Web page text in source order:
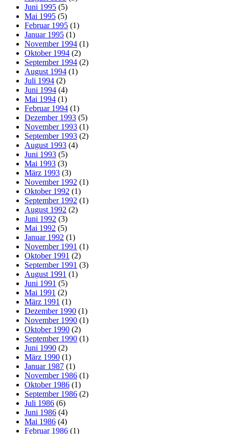
Juni 1995 (5)
Mai 1995 (5)
Februar 1995 (1)
Januar 1995 (1)
November 1994 (1)
Oktober 1994 (2)
September 1994 (2)
August 1994 (1)
Juli 1994 (2)
Juni 1994 (4)
Mai 1994 (1)
Februar 1994 (1)
Dezember 1993 (5)
November 1993 (1)
September 1993 (2)
August 1993 (4)
Juni 1993 (5)
Mai 1993 (3)
März 1993 (3)
November 1992 (1)
Oktober 1992 (1)
September 1992 (1)
August 1992 (2)
Juni 1992 (3)
Mai 1992 (5)
Januar 1992 (1)
November 1991 (1)
Oktober 1991 (2)
September 1991 (3)
August 1991 (1)
Juni 1991 (5)
Mai 1991 (2)
März 1991 (1)
Dezember 1990 (1)
November 1990 (1)
Oktober 1990 (2)
September 1990 (1)
Juni 1990 (2)
März 1990 (1)
Januar 1987 (1)
November 1986 (1)
Oktober 1986 (1)
September 1986 (2)
Juli 1986 (6)
Juni 1986 (4)
Mai 1986 (4)
Februar 1986 (1)